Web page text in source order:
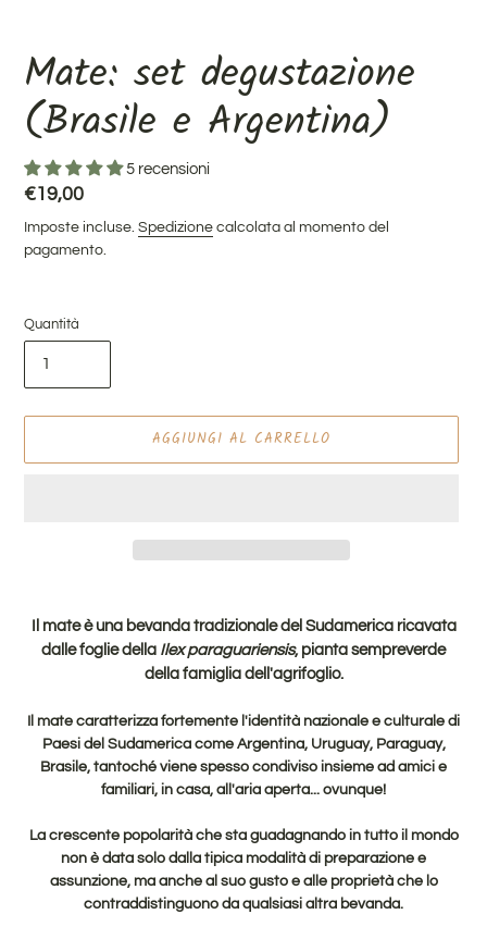
Mate: set degustazione
(Brasile e Argentina)
5 recensioni
Prezzo
di
listino
€19,00
Imposte incluse. Spedizione calcolata al momento del
pagamento.
Quantità
AGGIUNGI AL CARRELLO
Il mate è una bevanda tradizionale del Sudamerica ricavata
dalle foglie della Ilex paraguariensis, pianta sempreverde
della famiglia dell'agrifoglio.
Il mate caratterizza fortemente l'identità nazionale e culturale di
Paesi del Sudamerica come Argentina, Uruguay, Paraguay,
Brasile, tantoché viene spesso condiviso insieme ad amici e
familiari, in casa, all'aria aperta... ovunque!
La crescente popolarità che sta guadagnando in tutto il mondo
non è data solo dalla tipica modalità di preparazione e
assunzione, ma anche al suo gusto e alle proprietà che lo
contraddistinguono da qualsiasi altra bevanda.